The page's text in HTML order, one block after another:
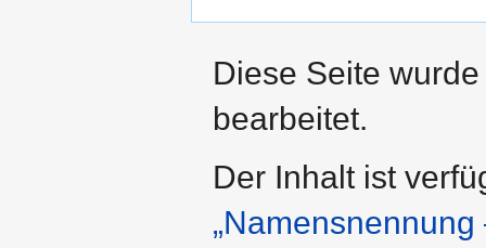
Diese Seite
bearbeitet.
Der Inhalt ist